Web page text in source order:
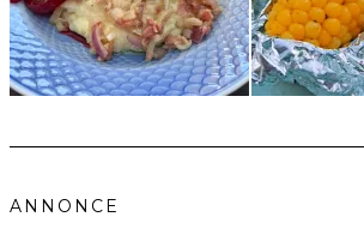
ANNONCE